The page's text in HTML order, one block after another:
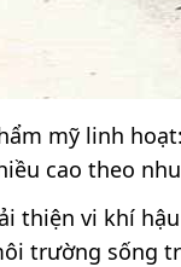
mỹ linh
cao theo
thiện vi khí
trường sống